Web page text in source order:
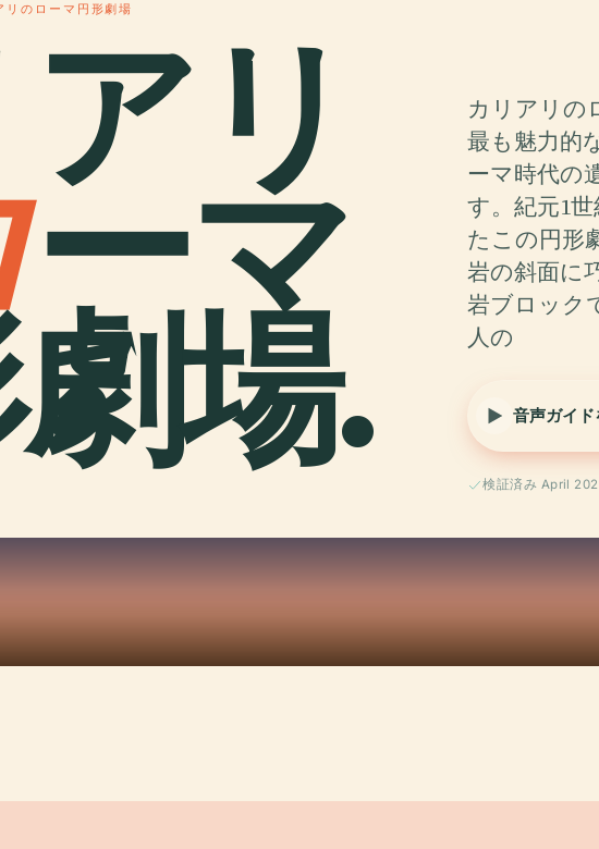
リのローマ円形劇場
リ
ーマ
場.
カリアリの
最も魅力的
ーマ時代の
す。紀元1
たこの円形
岩の斜面に
岩ブロック
人の
音声ガイド
検証済み April